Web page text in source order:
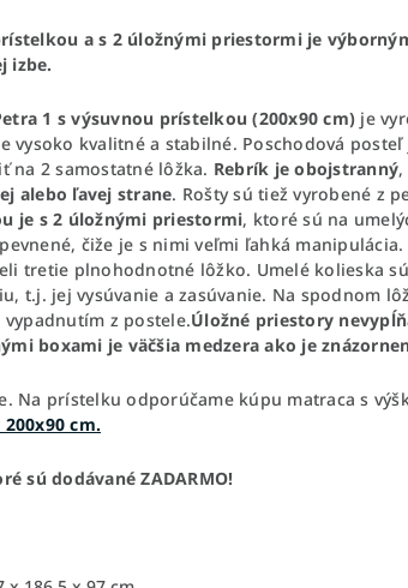
a s 2 úložnými priestormi je
izbe.
1 s výsuvnou prístelkou (200x90 cm) je
vysoko kvalitné a stabilné. Poschodová
na 2 samostatné lôžka. Rebrík je obojstranný
alebo ľavej strane. Rošty sú tiež vyrobené z
je s 2 úložnými priestormi, ktoré sú na
čiže je s nimi veľmi ľahká
tretie plnohodnotné lôžko. Umelé kolieska
t.j. jej vysúvanie a zasúvanie. Na spodnom
z postele.Úložné priestory
boxami je väčšia medzera ako je
Na prístelku odporúčame kúpu matraca s
cm.
sú dodávané ZADARMO!